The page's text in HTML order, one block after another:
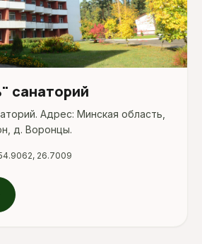
санаторий
Адрес: Минская область,
д. Воронцы.
26.7009